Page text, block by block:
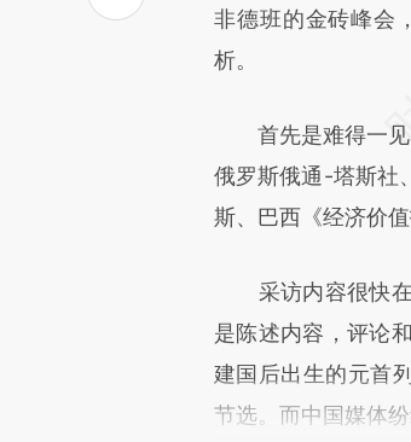
非德班的金砖峰会
析。
首先是难得一见
俄罗斯俄通-塔斯社
斯、巴西《经济价
采访内容很快在
是陈述内容，评论
建国后出生的元首
节选。而中国媒体